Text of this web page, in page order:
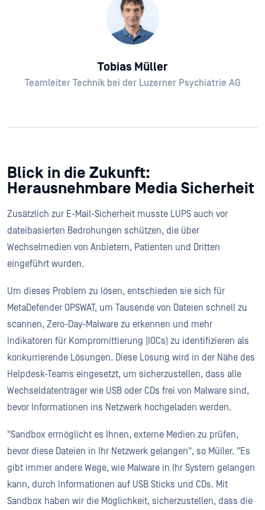
Tobias Müller
Teamleiter Technik bei der Luzerner Psychiatrie AG
Blick in die Zukunft:
Herausnehmbare Media Sicherheit
Zusätzlich zur E-Mail-Sicherheit musste LUPS auch vor
dateibasierten Bedrohungen schützen, die über
Wechselmedien von Anbietern, Patienten und Dritten
eingeführt wurden.
Um dieses Problem zu lösen, entschieden sie sich für
MetaDefender OPSWAT, um Tausende von Dateien schnell zu
scannen, Zero-Day-Malware zu erkennen und mehr
Indikatoren für Kompromittierung (IOCs) zu identifizieren als
konkurrierende Lösungen. Diese Lösung wird in der Nähe des
Helpdesk-Teams eingesetzt, um sicherzustellen, dass alle
Wechseldatenträger wie USB oder CDs frei von Malware sind,
bevor Informationen ins Netzwerk hochgeladen werden.
"Sandbox ermöglicht es Ihnen, externe Medien zu prüfen,
bevor diese Dateien in Ihr Netzwerk gelangen", so Müller. "Es
gibt immer andere Wege, wie Malware in Ihr System gelangen
kann, durch Informationen auf USB Sticks und CDs. Mit
Sandbox haben wir die Möglichkeit, sicherzustellen, dass die